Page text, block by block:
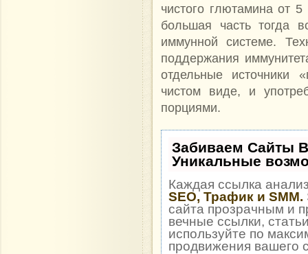
чистого глютамина от
большая часть тогда
иммунной системе.
поддержания
отдельные источники
чистом виде, и
порциями.
Забиваем Сайты
Уникальные
Каждая ссылка
SEO, Трафик и SMM.
сайта прозрачным и
вечные ссылки,
используйте по
продвижения вашего